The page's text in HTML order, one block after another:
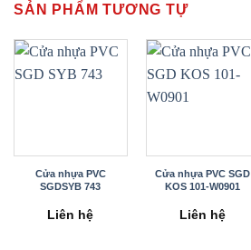
SẢN PHẨM TƯƠNG TỰ
Cửa nhựa PVC
SGDSYB 743
Liên hệ
Cửa nhựa PVC SGD
KOS 101-W0901
Liên hệ